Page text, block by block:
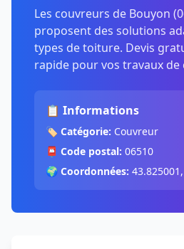
Les couvreurs de Bouyon
proposent des solutions
types de toiture. Devis
rapide pour vos travaux de
📋 Informations
🏷️ Catégorie: Couvreur
📮 Code postal: 06510
🌍 Coordonnées: